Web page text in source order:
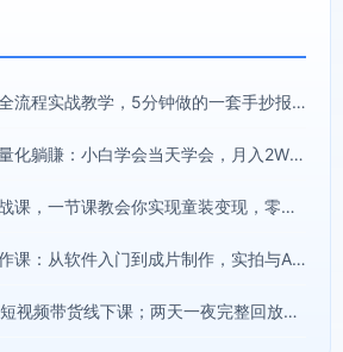
AI手抄报教辅项目全流程实战教学，5分钟做的一套手抄报，卖了2000多份，操作简单，月入1W+
全新AI全自动黄金量化躺賺：小白学会当天学会，月入2W！【揭秘】
AI童装爆款带货实战课，一节课教会你实现童装变现，零基础也能落地实操
故事IP全能剪辑创作课：从软件入门到成片制作，实拍与AI配音结合快速打造优质内容
AIGC×TikTok美区短视频带货线下课；两天一夜完整回放，12小时高清视频收录头部操盘手全流程教学